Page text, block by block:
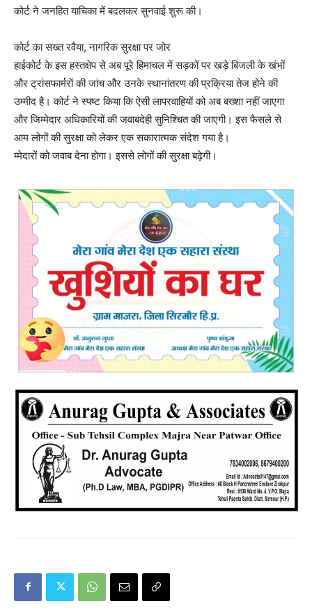
कोर्ट ने जनहित याचिका में बदलकर सुनवाई शुरू की।
कोर्ट का सख्त रवैया, नागरिक सुरक्षा पर जोर
हाईकोर्ट के इस हस्तक्षेप से अब पूरे हिमाचल में सड़कों पर खड़े बिजली के खंभों
और ट्रांसफार्मरों की जांच और उनके स्थानांतरण की प्रक्रिया तेज होने की
उम्मीद है। कोर्ट ने स्पष्ट किया कि ऐसी लापरवाहियों को अब बख्शा नहीं जाएगा
और जिम्मेदार अधिकारियों की जवाबदेही सुनिश्चित की जाएगी। इस फैसले से
आम लोगों की सुरक्षा को लेकर एक सकारात्मक संदेश गया है।
म्मेदारों को जवाब देना होगा। इससे लोगों की सुरक्षा बढ़ेगी।